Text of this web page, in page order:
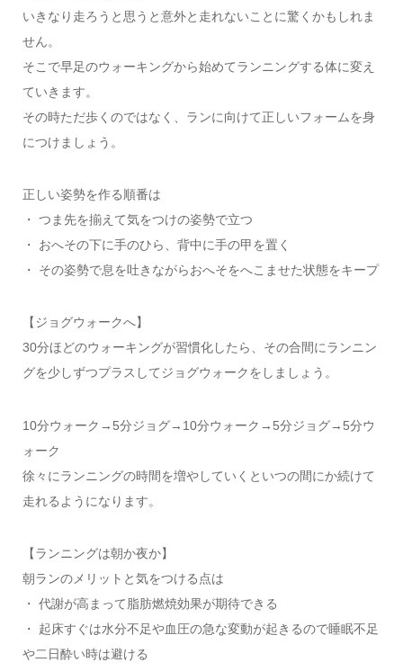
いきなり走ろうと思うと意外と走れないことに驚くかもしれま
せん。
そこで早足のウォーキングから始めてランニングする体に変え
ていきます。
その時ただ歩くのではなく、ランに向けて正しいフォームを身
につけましょう。
正しい姿勢を作る順番は
・ つま先を揃えて気をつけの姿勢で立つ
・ おへその下に手のひら、背中に手の甲を置く
・ その姿勢で息を吐きながらおへそをへこませた状態をキープ
【ジョグウォークへ】
30分ほどのウォーキングが習慣化したら、その合間にランニン
グを少しずつプラスしてジョグウォークをしましょう。
10分ウォーク→5分ジョグ→10分ウォーク→5分ジョグ→5分ウ
ォーク
徐々にランニングの時間を増やしていくといつの間にか続けて
走れるようになります。
【ランニングは朝か夜か】
朝ランのメリットと気をつける点は
・ 代謝が高まって脂肪燃焼効果が期待できる
・ 起床すぐは水分不足や血圧の急な変動が起きるので睡眠不足
や二日酔い時は避ける